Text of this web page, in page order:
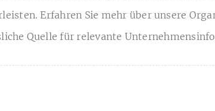
Erfahren Sie mehr über unsere
Quelle für relevante